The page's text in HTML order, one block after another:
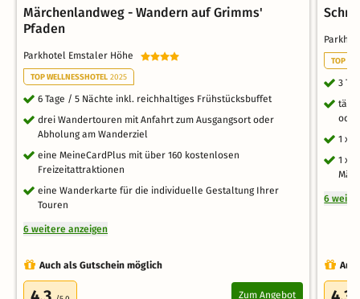
Märchenlandweg - Wandern auf Grimms'
Pfaden
Parkhotel Emstaler Höhe
TOP WELLNESSHOTEL 2025
6 Tage / 5 Nächte inkl. reichhaltiges Frühstücksbuffet
drei Wandertouren mit Anfahrt zum Ausgangsort oder
Abholung am Wanderziel
eine MeineCardPlus mit über 160 kostenlosen
Freizeitattraktionen
eine Wanderkarte für die individuelle Gestaltung Ihrer
Touren
6 weitere anzeigen
Auch als Gutschein möglich
Zum Angebot
TOP
3
1 x
1 x
6